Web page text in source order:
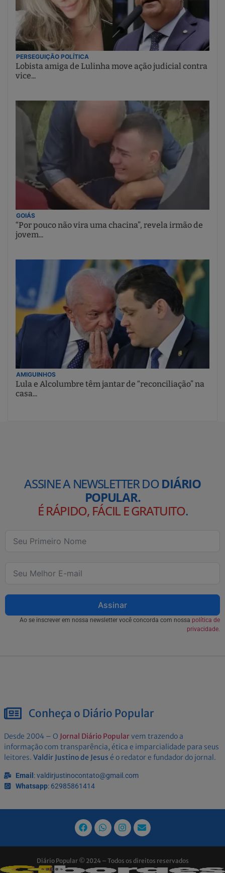
PERSEGUIÇÃO POLÍTICA
Lobista amiga de Lulinha move ação judicial contra
vice...
GOIÁS
“Por pouco não vira uma chacina”, revela irmão de
jovem...
AMIGUINHOS
Lula e Alcolumbre têm jantar de “reconciliação” na
casa...
ASSINE A NEWSLETTER DODIÁRIO
POPULAR.
É RÁPIDO, FÁCIL E GRATUITO.
Assinar
Ao se inscrever em nossa newsletter você concorda com nossa política de
privacidade.
Conheça o Diário Popular
Desde 2004 – O Jornal Diário Popularvem trazendo a
informação com transparência, ética e imparcialidade para seus
leitores. Valdir Justino de Jesus é o redator e fundador do jornal.
Email : valdirjustinocontato@gmail.com
Whatsapp: 62985861414
Diário Popular © 2024 – Todos os direitos reservados